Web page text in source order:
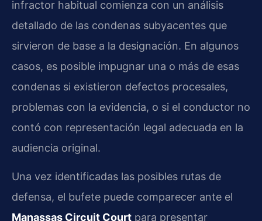
infractor habitual comienza con un análisis
detallado de las condenas subyacentes que
sirvieron de base a la designación. En algunos
casos, es posible impugnar una o más de esas
condenas si existieron defectos procesales,
problemas con la evidencia, o si el conductor no
contó con representación legal adecuada en la
audiencia original.
Una vez identificadas las posibles rutas de
defensa, el bufete puede comparecer ante el
Manassas Circuit Court para presentar